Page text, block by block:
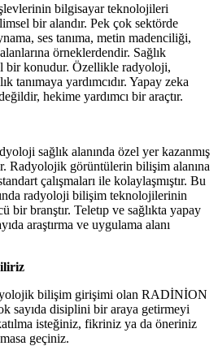
bilgisayar teknolojileri
bir alandır. Pek çok sektörde
ses tanıma, metin madenciliği,
örneklerdendir. Sağlık
bir konudur. Özellikle radyoloji,
tanımaya yardımcıdır. Yapay zeka
hekime yardımcı bir araçtır.
sağlık alanında özel yer kazanmış
Radyolojik görüntülerin bilişim alanına
çalışmaları ile kolaylaşmıştır. Bu
radyoloji bilişim teknolojilerinin
bir branştır. Teletıp ve sağlıkta yapay
araştırma ve uygulama alanı
bilişim girişimi olan RADİNİON
sayıda disiplini bir araya getirmeyi
isteğiniz, fikriniz ya da öneriniz
geçiniz.